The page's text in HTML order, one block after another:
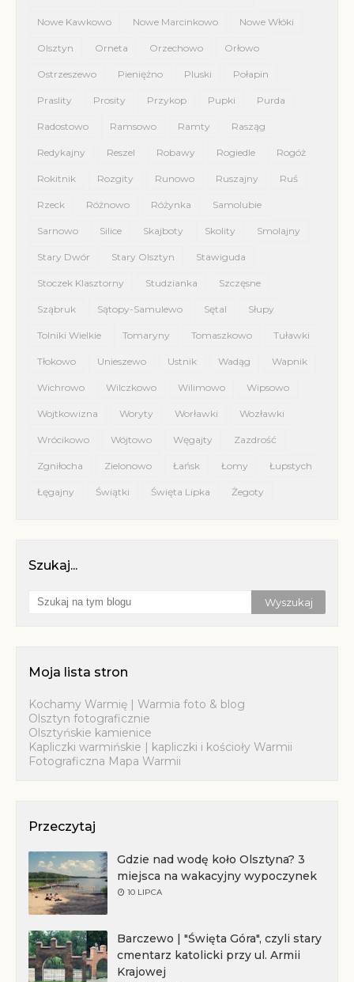
Nowe Kawkowo Nowe Marcinkowo Nowe Włóki
Olsztyn Orneta Orzechowo Orłowo
Ostrzeszewo Pieniężno Pluski Połapin
Praslity Prosity Przykop Pupki Purda
Radostowo Ramsowo Ramty Rasząg
Redykajny Reszel Robawy Rogiedle Rogóż
Rokitnik Rozgity Runowo Ruszajny Ruś
Rzeck Różnowo Różynka Samolubie
Sarnowo Silice Skajboty Skolity Smolajny
Stary Dwór Stary Olsztyn Stawiguda
Stoczek Klasztorny Studzianka Szczęsne
Sząbruk Sątopy-Samulewo Sętal Słupy
Tolniki Wielkie Tomaryny Tomaszkowo Tuławki
Tłokowo Unieszewo Ustnik Wadąg Wapnik
Wichrowo Wilczkowo Wilimowo Wipsowo
Wojtkowizna Woryty Worławki Wozławki
Wrócikowo Wójtowo Węgajty Zazdrość
Zgniłocha Zielonowo Łańsk Łomy Łupstych
Łęgajny Świątki Święta Lipka Żegoty
Szukaj...
Moja lista stron
Kochamy Warmię | Warmia foto & blog
Olsztyn fotograficznie
Olsztyńskie kamienice
Kapliczki warmińskie | kapliczki i kościoły Warmii
Fotograficzna Mapa Warmii
Przeczytaj
Gdzie nad wodę koło Olsztyna? 3
miejsca na wakacyjny wypoczynek
10 LIPCA
Barczewo | "Święta Góra", czyli stary
cmentarz katolicki przy ul. Armii
Krajowej